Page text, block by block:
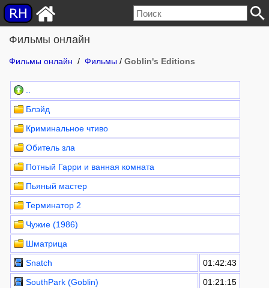
Фильмы онлайн
Фильмы онлайн / Фильмы / Goblin's Editions
Блэйд
Криминальное чтиво
Обитель зла
Потный Гарри и ванная комната
Пьяный мастер
Терминатор 2
Чужие (1986)
Шматрица
Snatch
01:42:43
SouthPark (Goblin)
01:21:15